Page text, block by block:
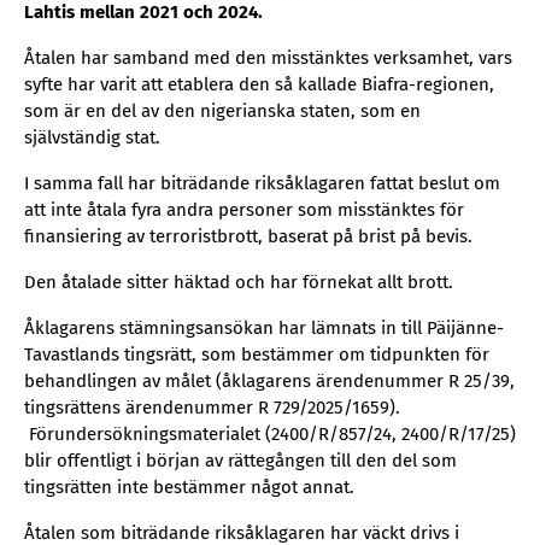
Lahtis mellan 2021 och 2024.
Åtalen har samband med den misstänktes verksamhet, vars
syfte har varit att etablera den så kallade Biafra-regionen,
som är en del av den nigerianska staten, som en
självständig stat.
I samma fall har biträdande riksåklagaren fattat beslut om
att inte åtala fyra andra personer som misstänktes för
finansiering av terroristbrott, baserat på brist på bevis.
Den åtalade sitter häktad och har förnekat allt brott.
Åklagarens stämningsansökan har lämnats in till Päijänne-
Tavastlands tingsrätt, som bestämmer om tidpunkten för
behandlingen av målet (åklagarens ärendenummer R 25/39,
tingsrättens ärendenummer R 729/2025/1659).
Förundersökningsmaterialet (2400/R/857/24, 2400/R/17/25)
blir offentligt i början av rättegången till den del som
tingsrätten inte bestämmer något annat.
Åtalen som biträdande riksåklagaren har väckt drivs i